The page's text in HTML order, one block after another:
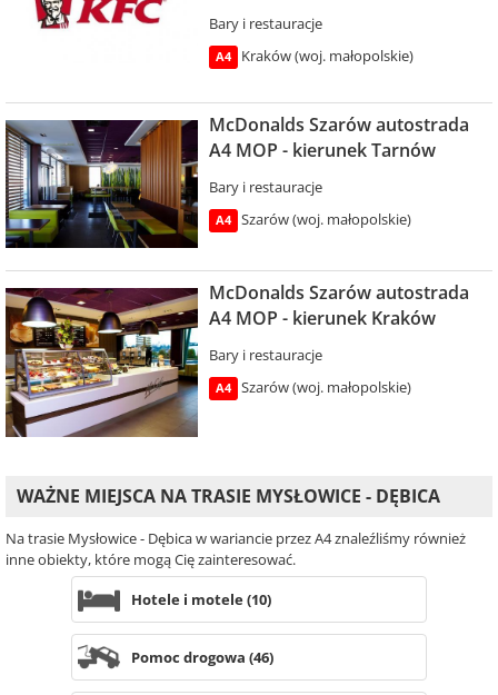
Bary i restauracje
A4 Kraków (woj. małopolskie)
McDonalds Szarów autostrada
A4 MOP - kierunek Tarnów
Bary i restauracje
A4 Szarów (woj. małopolskie)
McDonalds Szarów autostrada
A4 MOP - kierunek Kraków
Bary i restauracje
A4 Szarów (woj. małopolskie)
WAŻNE MIEJSCA NA TRASIE MYSŁOWICE - DĘBICA
Na trasie Mysłowice - Dębica w wariancie przez A4 znaleźliśmy również
inne obiekty, które mogą Cię zainteresować.
Hotele i motele (10)
Pomoc drogowa (46)